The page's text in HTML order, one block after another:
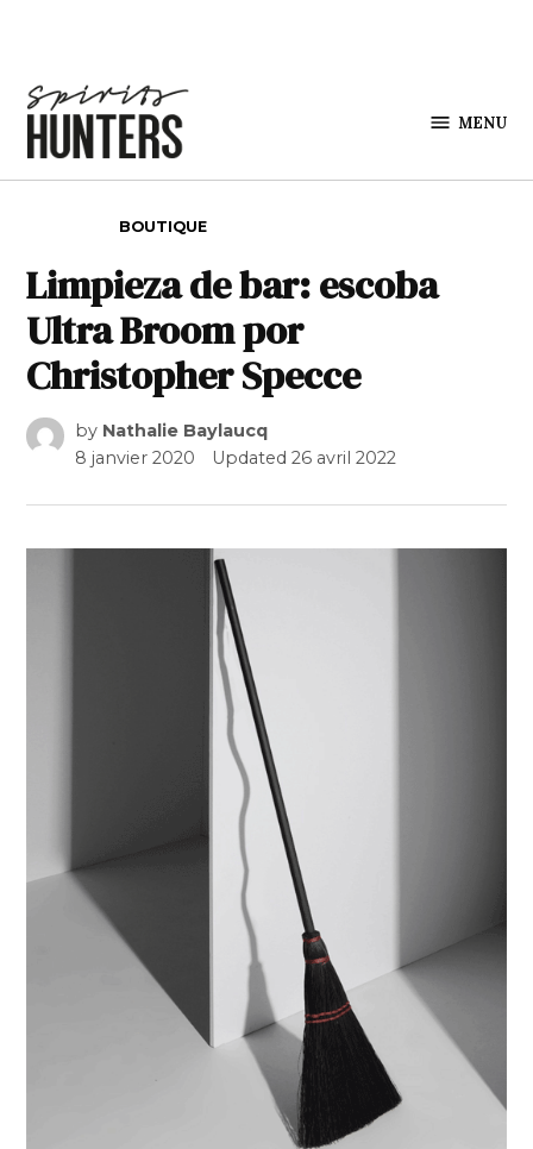
MENU
BOUTIQUE
Limpieza de bar: escoba
Ultra Broom por
Christopher Specce
by Nathalie Baylaucq
8 janvier 2020
Updated26 avril 2022